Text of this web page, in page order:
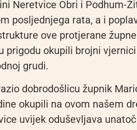
Neretvice Obri i Podhum-
posljednjega rata, a i
ove protjerane župne
prigodu okupili brojni
grudi.
dobrodošlicu župnik
okupili na ovom našem
uvijek oduševljava unatoč